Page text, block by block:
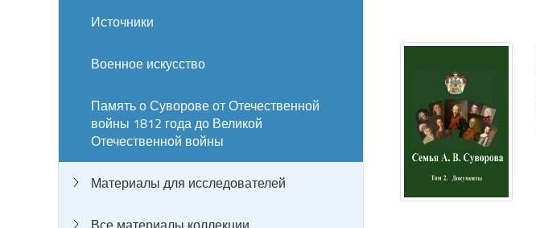
Источники
Военное искусство
Память о Суворове от Отечественной
войны 1812 года до Великой
Отечественной войны
Материалы для исследователей